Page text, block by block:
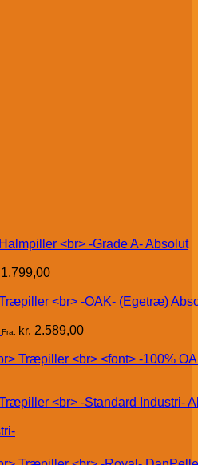
Absolut
1.799,00
Fra: kr. 2.589,00